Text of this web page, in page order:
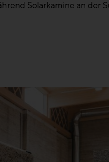
Solarkamine an der